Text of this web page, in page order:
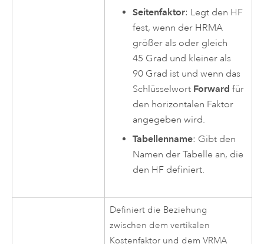
Seitenfaktor: Legt den HF
fest, wenn der HRMA
größer als oder gleich
45 Grad und kleiner als
90 Grad ist und wenn das
Schlüsselwort Forward für
den horizontalen Faktor
angegeben wird.
Tabellenname: Gibt den
Namen der Tabelle an, die
den HF definiert.
Definiert die Beziehung
zwischen dem vertikalen
Kostenfaktor und dem VRMA